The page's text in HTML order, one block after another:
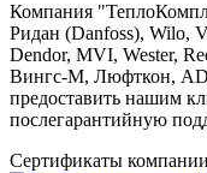
Компания
Ридан (Danfoss), Wilo,
Dendor, MVI, Wester,
Вингс-М, Люфткон,
предоставить нашим
послегарантийную
Сертификаты